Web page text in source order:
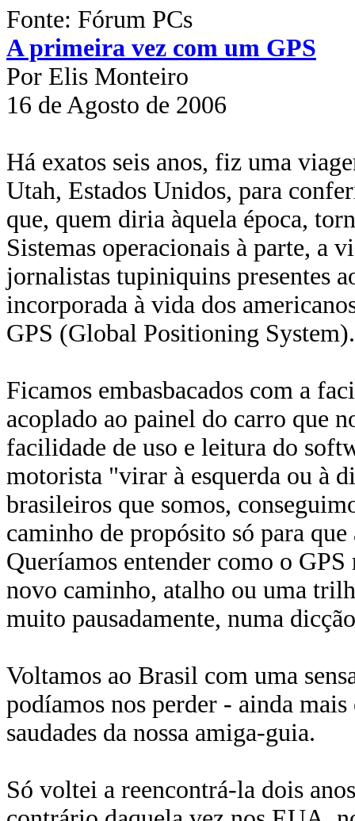
Fonte: Fórum PCs
A primeira vez com um GPS
Por Elis Monteiro
16 de Agosto de 2006
Há exatos seis anos, fiz uma
Utah, Estados Unidos, para
que, quem diria àquela época,
Sistemas operacionais à parte, a
jornalistas tupiniquins presentes
incorporada à vida dos
GPS (Global Positioning System).
Ficamos embasbacados com a
acoplado ao painel do carro que
facilidade de uso e leitura do
motorista "virar à esquerda ou à
brasileiros que somos,
caminho de propósito só para
Queríamos entender como o
novo caminho, atalho ou uma
muito pausadamente, numa
Voltamos ao Brasil com uma
podíamos nos perder - ainda
saudades da nossa amiga-guia.
Só voltei a reencontrá-la dois